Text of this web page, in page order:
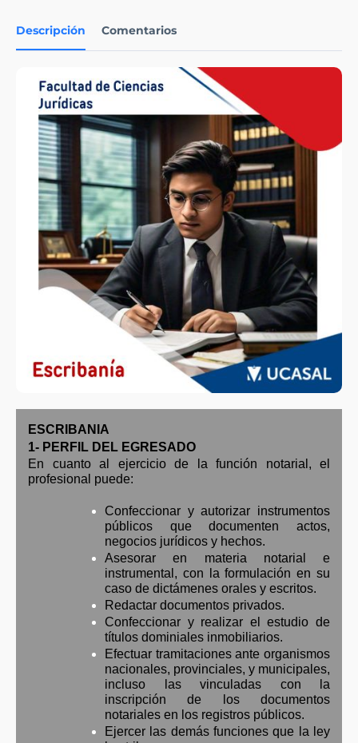
Descripción Comentarios
ESCRIBANIA
1- PERFIL DEL EGRESADO
En cuanto al ejercicio de la función notarial, el
profesional puede:
Confeccionar y autorizar instrumentos
públicos que documenten actos,
negocios jurídicos y hechos.
Asesorar en materia notarial e
instrumental, con la formulación en su
caso de dictámenes orales y escritos.
Redactar documentos privados.
Confeccionar y realizar el estudio de
títulos dominiales inmobiliarios.
Efectuar tramitaciones ante organismos
nacionales, provinciales, y municipales,
incluso las vinculadas con la
inscripción de los documentos
notariales en los registros públicos.
Ejercer las demás funciones que la ley